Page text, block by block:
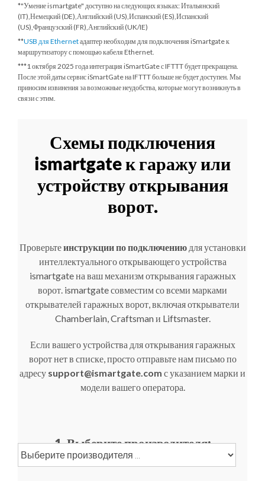
*"Умение ismartgate" доступно на следующих языках: Итальянский
(IT),Немецкий (DE),Английский (US),Испанский (ES),Испанский
(US),Французский (FR),Английский (UK/IE)
**USB для Ethernetадаптер необходим для подключения iSmartgate к
маршрутизатору с помощью кабеля Ethernet.
***1 октября 2025 годаинтеграция iSmartGate с IFTTT будет прекращена.
После этой даты сервис iSmartGate на IFTTT больше не будет доступен. Мы
приносим извинения за возможные неудобства, которые могут возникнуть в
связи с этим.
Схемы подключения
ismartgate к гаражу или
устройству открывания
ворот.
Проверьтеинструкции по подключениюдля установки
интеллектуального открывающего устройства
ismartgate на ваш механизм открывания гаражных
ворот. ismartgate совместим со всеми марками
открывателей гаражных ворот, включая открыватели
Chamberlain, Craftsman и Liftsmaster.
Если вашего устройства для открывания гаражных
ворот нет в списке, просто отправьте нам письмо по
адресу support@ismartgate.com с указанием марки и
модели вашего оператора.
1. Выберите производителя: